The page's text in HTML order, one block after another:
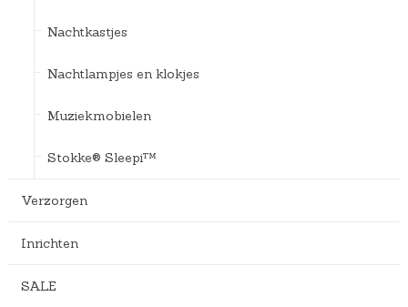
Nachtkastjes
Nachtlampjes en klokjes
Muziekmobielen
Stokke® Sleepi™
Verzorgen
Inrichten
SALE